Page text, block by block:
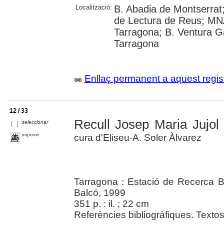
Localització: B. Abadia de
de Lectura de Reus;
Tarragona; B. Ventura
Tarragona
Enllaç permanent a aquest
12 / 33
seleccionar
imprimir
Recull Josep Maria
cura d'Eliseu-A. Soler Àlvarez
Tarragona : Estació de Recerca
Balcó, 1999
351 p. : il. ; 22 cm
Referències bibliogràfiques.